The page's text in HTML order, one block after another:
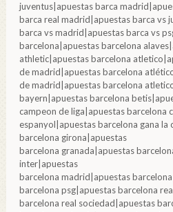
juventus|apuestas barca
barca real madrid|apuestas barca vs
barca vs madrid|apuestas barca vs
barcelona|apuestas barcelona
athletic|apuestas barcelona
de madrid|apuestas barcelona
de madrid|apuestas barcelona
bayern|apuestas barcelona
campeon de liga|apuestas barcelona
espanyol|apuestas barcelona gana la
barcelona girona|apuestas
barcelona granada|apuestas
inter|apuestas
barcelona madrid|apuestas
barcelona psg|apuestas barcelona
barcelona real sociedad|apuestas